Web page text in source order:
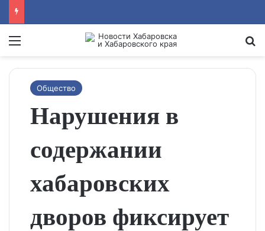
Menu
Общество
Нарушения в
содержании
хабаровских
дворов фиксирует